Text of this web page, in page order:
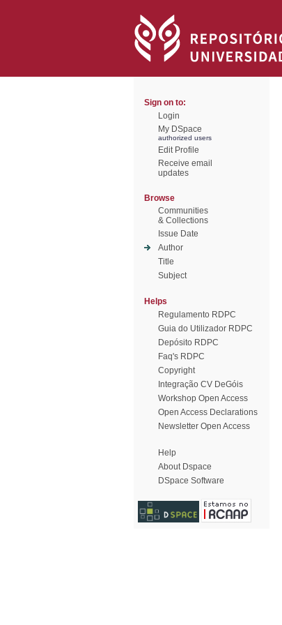
Sign on to:
Login
My DSpace
authorized users
Edit Profile
Receive email
updates
Browse
Communities
& Collections
Issue Date
Author
Title
Subject
Helps
Regulamento RDPC
Guia do Utilizador RDPC
Depósito RDPC
Faq's RDPC
Copyright
Integração CV DeGóis
Workshop Open Access
Open Access Declarations
Newsletter Open Access
Help
About Dspace
DSpace Software